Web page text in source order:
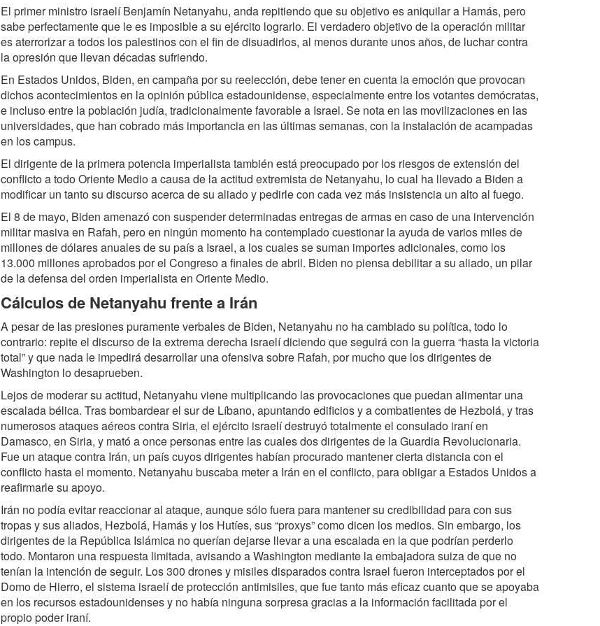
El primer ministro israelí Benjamín Netanyahu, anda repitiendo que su objetivo es aniquilar a Hamás, pero
sabe perfectamente que le es imposible a su ejército lograrlo. El verdadero objetivo de la operación militar
es aterrorizar a todos los palestinos con el fin de disuadirlos, al menos durante unos años, de luchar contra
la opresión que llevan décadas sufriendo.
En Estados Unidos, Biden, en campaña por su reelección, debe tener en cuenta la emoción que provocan
dichos acontecimientos en la opinión pública estadounidense, especialmente entre los votantes demócratas,
e incluso entre la población judía, tradicionalmente favorable a Israel. Se nota en las movilizaciones en las
universidades, que han cobrado más importancia en las últimas semanas, con la instalación de acampadas
en los campus.
El dirigente de la primera potencia imperialista también está preocupado por los riesgos de extensión del
conflicto a todo Oriente Medio a causa de la actitud extremista de Netanyahu, lo cual ha llevado a Biden a
modificar un tanto su discurso acerca de su aliado y pedirle con cada vez más insistencia un alto al fuego.
El 8 de mayo, Biden amenazó con suspender determinadas entregas de armas en caso de una intervención
militar masiva en Rafah, pero en ningún momento ha contemplado cuestionar la ayuda de varios miles de
millones de dólares anuales de su país a Israel, a los cuales se suman importes adicionales, como los
13.000 millones aprobados por el Congreso a finales de abril. Biden no piensa debilitar a su aliado, un pilar
de la defensa del orden imperialista en Oriente Medio.
Cálculos de Netanyahu frente a Irán
A pesar de las presiones puramente verbales de Biden, Netanyahu no ha cambiado su política, todo lo
contrario: repite el discurso de la extrema derecha israelí diciendo que seguirá con la guerra “hasta la victoria
total” y que nada le impedirá desarrollar una ofensiva sobre Rafah, por mucho que los dirigentes de
Washington lo desaprueben.
Lejos de moderar su actitud, Netanyahu viene multiplicando las provocaciones que puedan alimentar una
escalada bélica. Tras bombardear el sur de Líbano, apuntando edificios y a combatientes de Hezbolá, y tras
numerosos ataques aéreos contra Siria, el ejército israelí destruyó totalmente el consulado iraní en
Damasco, en Siria, y mató a once personas entre las cuales dos dirigentes de la Guardia Revolucionaria.
Fue un ataque contra Irán, un país cuyos dirigentes habían procurado mantener cierta distancia con el
conflicto hasta el momento. Netanyahu buscaba meter a Irán en el conflicto, para obligar a Estados Unidos a
reafirmarle su apoyo.
Irán no podía evitar reaccionar al ataque, aunque sólo fuera para mantener su credibilidad para con sus
tropas y sus aliados, Hezbolá, Hamás y los Hutíes, sus “proxys” como dicen los medios. Sin embargo, los
dirigentes de la República Islámica no querían dejarse llevar a una escalada en la que podrían perderlo
todo. Montaron una respuesta limitada, avisando a Washington mediante la embajadora suiza de que no
tenían la intención de seguir. Los 300 drones y misiles disparados contra Israel fueron interceptados por el
Domo de Hierro, el sistema israelí de protección antimisiles, que fue tanto más eficaz cuanto que se apoyaba
en los recursos estadounidenses y no había ninguna sorpresa gracias a la información facilitada por el
propio poder iraní.